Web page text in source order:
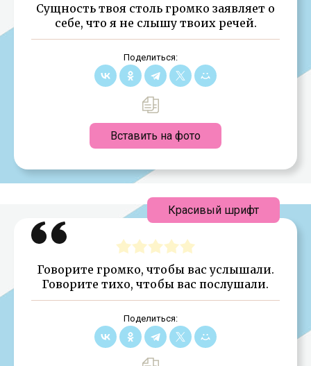
Сущность твоя столь громко заявляет о
себе, что я не слышу твоих речей.
Поделиться:
Вставить на фото
Говорите громко, чтобы вас услышали.
Говорите тихо, чтобы вас послушали.
Поделиться:
Красивый шрифт